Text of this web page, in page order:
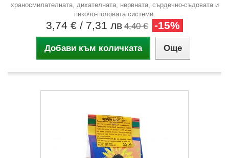
храносмилателната, дихателната, нервната, сърдечно-съдовата и
пикочо-половата системи.
3,74 € / 7,31 лв 4,40 € -15%
Добави към количката Още